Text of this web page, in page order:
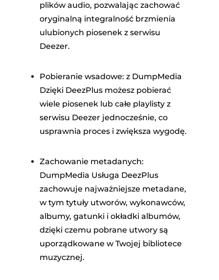
plików audio, pozwalając zachować
oryginalną integralność brzmienia
ulubionych piosenek z serwisu
Deezer.
Pobieranie wsadowe: z DumpMedia
Dzięki DeezPlus możesz pobierać
wiele piosenek lub całe playlisty z
serwisu Deezer jednocześnie, co
usprawnia proces i zwiększa wygodę.
Zachowanie metadanych:
DumpMedia Usługa DeezPlus
zachowuje najważniejsze metadane,
w tym tytuły utworów, wykonawców,
albumy, gatunki i okładki albumów,
dzięki czemu pobrane utwory są
uporządkowane w Twojej bibliotece
muzycznej.